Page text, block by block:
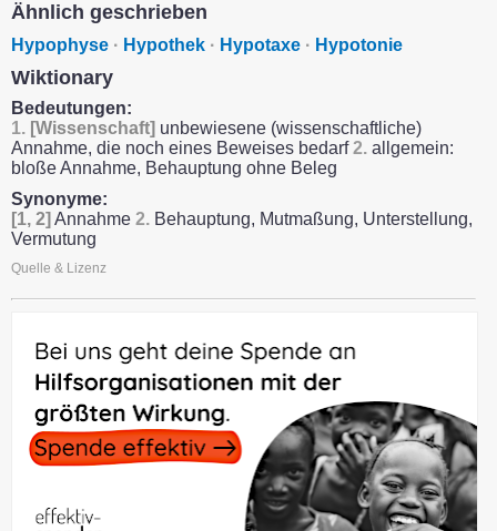
Ähnlich geschrieben
Hypophyse · Hypothek · Hypotaxe · Hypotonie
Wiktionary
Bedeutungen:
1. [Wissenschaft] unbewiesene (wissenschaftliche)
Annahme, die noch eines Beweises bedarf2. allgemein:
bloße Annahme, Behauptung ohne Beleg
Synonyme:
[1, 2] Annahme 2. Behauptung, Mutmaßung, Unterstellung,
Vermutung
Quelle & Lizenz